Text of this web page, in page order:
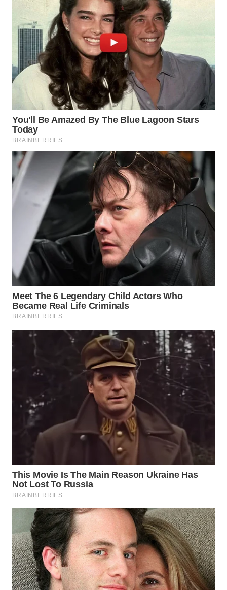
TAPANULI
UTARA
WN
SAMOSIR
WN
PADANG
LAWAS
SUMEDANG
CIANJUR
WN
KEPULAUAN
SERIBU
WN
TANGERANG
WN
BINJAI
WN
CIREBON
INDRAMAYU
WN
KUNINGAN
WN
SUBANG
WN
SUKABUMI
WN
PURWAKARTA